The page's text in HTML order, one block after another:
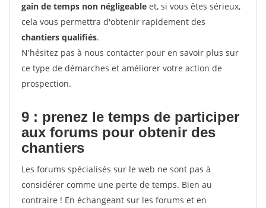
gain de temps non négligeable et, si vous êtes sérieux,
cela vous permettra d'obtenir rapidement des
chantiers qualifiés.
N'hésitez pas à nous contacter pour en savoir plus sur
ce type de démarches et améliorer votre action de
prospection.
9 : prenez le temps de participer
aux forums pour obtenir des
chantiers
Les forums spécialisés sur le web ne sont pas à
considérer comme une perte de temps. Bien au
contraire ! En échangeant sur les forums et en